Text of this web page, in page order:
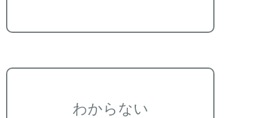
わからない